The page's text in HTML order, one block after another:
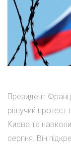
Президент
рішучий протест
Києва та
серпня. Він